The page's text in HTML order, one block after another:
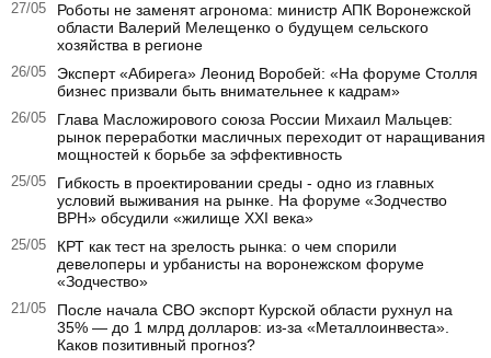
27/05
Роботы не заменят агронома: министр АПК Воронежской
области Валерий Мелещенко о будущем сельского
хозяйства в регионе
26/05
Эксперт «Абирега» Леонид Воробей: «На форуме Столля
бизнес призвали быть внимательнее к кадрам»
26/05
Глава Масложирового союза России Михаил Мальцев:
рынок переработки масличных переходит от наращивания
мощностей к борьбе за эффективность
25/05
Гибкость в проектировании среды - одно из главных
условий выживания на рынке. На форуме «Зодчество
ВРН» обсудили «жилище XXI века»
25/05
КРТ как тест на зрелость рынка: о чем спорили
девелоперы и урбанисты на воронежском форуме
«Зодчество»
21/05
После начала СВО экспорт Курской области рухнул на
35% — до 1 млрд долларов: из-за «Металлоинвеста».
Каков позитивный прогноз?